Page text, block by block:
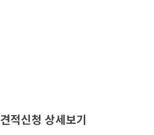
견적신청 상세보기